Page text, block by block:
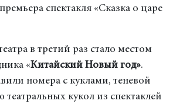
спектакля «Сказка о царе
в третий раз стало местом
«Китайский Новый год».
номера с куклами, теневой
театральных кукол из спектаклей